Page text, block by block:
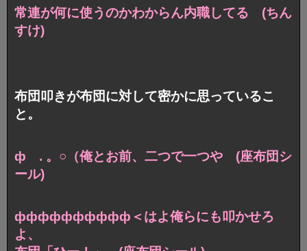
常連が何に使うのかわからん内職してる (ちん
すけ)
布団叩きが布団に対して密かに思っているこ
と。
ф . 。○（俺とお前、二つで一つや (座布団シ
ール)
фффффффффф＜はよ俺らにも叩かせろ
よ、